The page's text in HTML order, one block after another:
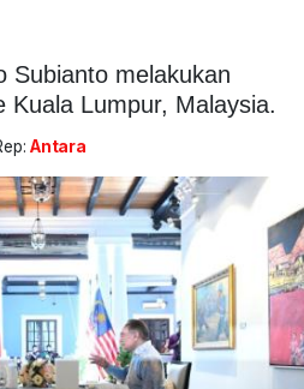
Subianto melakukan
Kuala Lumpur, Malaysia.
Antara